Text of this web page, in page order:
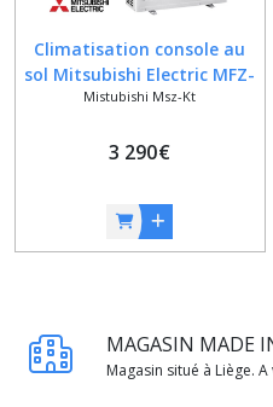
Climatisation console au
sol Mitsubishi Electric MFZ-
KT50VG + SUZ-M50VA
Mistubishi Msz-Kt
3 290€
MAGASIN MADE
Magasin situé à Liège.